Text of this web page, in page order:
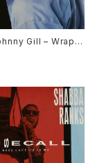
Gill – Wrap
Tight [Motown]